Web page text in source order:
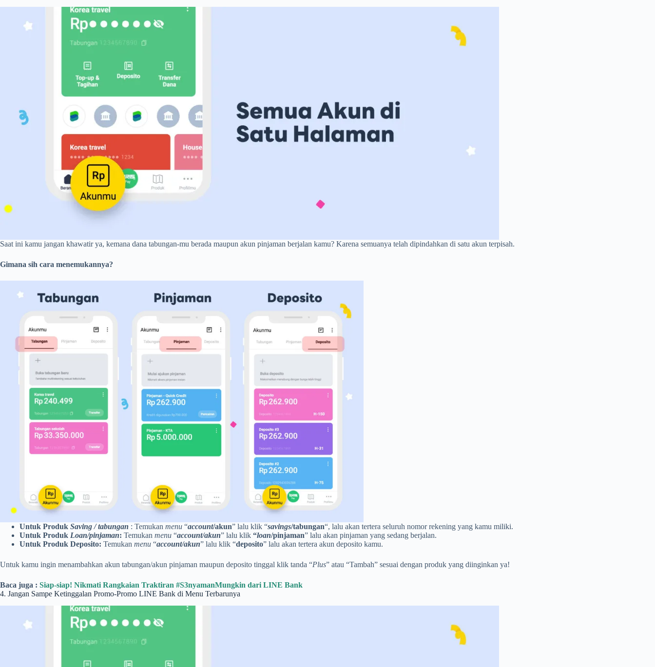
Saat ini kamu jangan khawatir ya, kemana dana tabungan-mu berada maupun akun pinjaman berjalan kamu? Karena semuanya telah dipindahkan di satu akun terpisah.
Gimana sih cara menemukannya?
Untuk Produk Saving /tabungan : Temukan menu “account/akun” lalu klik “savings/tabungan“, lalu akan tertera seluruh nomor rekening yang kamu miliki.
Untuk Produk Loan/pinjaman: Temukan menu “account/akun” lalu klik “loan/pinjaman” lalu akan pinjaman yang sedang berjalan.
Untuk Produk Deposito: Temukan menu “account/akun” lalu klik “deposito” lalu akan tertera akun deposito kamu.
Untuk kamu ingin menambahkan akun tabungan/akun pinjaman maupun deposito tinggal klik tanda “Plus” atau “Tambah” sesuai dengan produk yang diinginkan ya!
Baca juga : Siap-siap! Nikmati Rangkaian Traktiran #S3nyamanMungkin dari LINE Bank
4. Jangan Sampe Ketinggalan Promo-Promo LINE Bank di Menu Terbarunya